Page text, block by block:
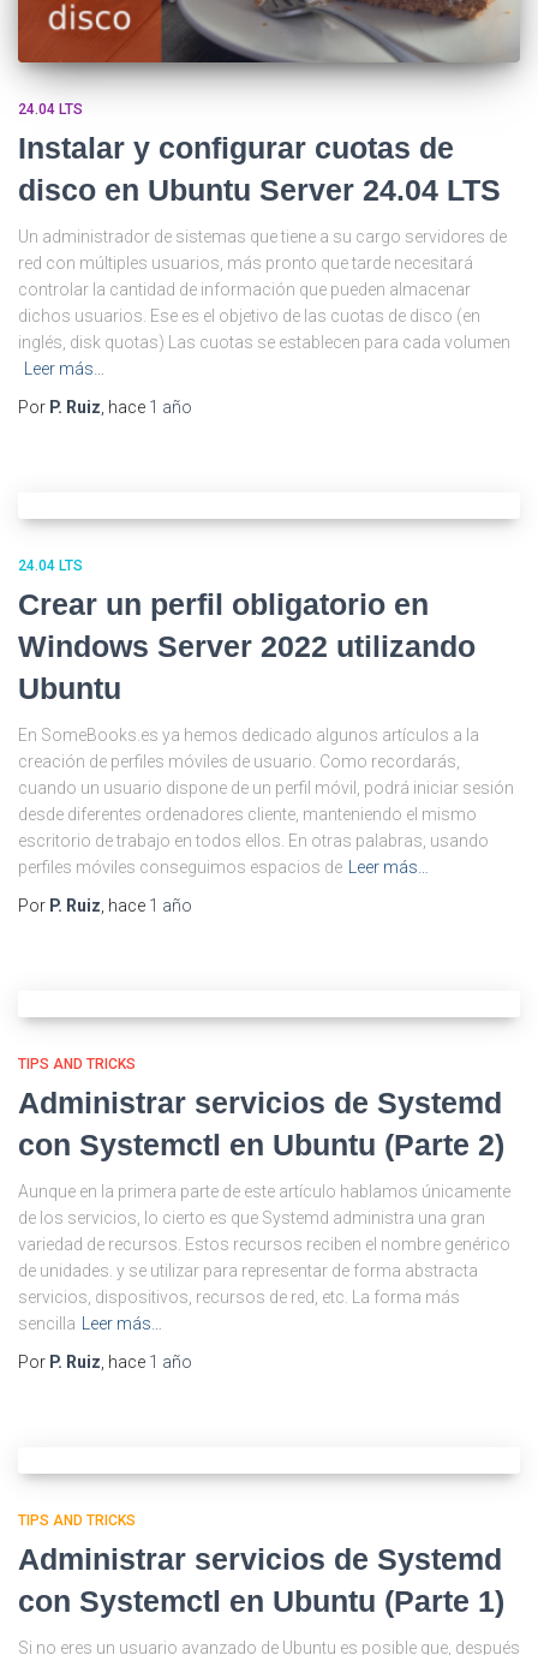
24.04 LTS
Instalar y configurar cuotas de
disco en Ubuntu Server 24.04 LTS
Un administrador de sistemas que tiene a su cargo servidores de
red con múltiples usuarios, más pronto que tarde necesitará
controlar la cantidad de información que pueden almacenar
dichos usuarios. Ese es el objetivo de las cuotas de disco (en
inglés, disk quotas) Las cuotas se establecen para cada volumen
Leer más…
Por P. Ruiz , hace 1 año
24.04 LTS
Crear un perfil obligatorio en
Windows Server 2022 utilizando
Ubuntu
En SomeBooks.es ya hemos dedicado algunos artículos a la
creación de perfiles móviles de usuario. Como recordarás,
cuando un usuario dispone de un perfil móvil, podrá iniciar sesión
desde diferentes ordenadores cliente, manteniendo el mismo
escritorio de trabajo en todos ellos. En otras palabras, usando
perfiles móviles conseguimos espacios de Leer más…
Por P. Ruiz , hace 1 año
TIPS AND TRICKS
Administrar servicios de Systemd
con Systemctl en Ubuntu (Parte 2)
Aunque en la primera parte de este artículo hablamos únicamente
de los servicios, lo cierto es que Systemd administra una gran
variedad de recursos. Estos recursos reciben el nombre genérico
de unidades. y se utilizar para representar de forma abstracta
servicios, dispositivos, recursos de red, etc. La forma más
sencilla Leer más…
Por P. Ruiz , hace 1 año
TIPS AND TRICKS
Administrar servicios de Systemd
con Systemctl en Ubuntu (Parte 1)
Si no eres un usuario avanzado de Ubuntu es posible que, después